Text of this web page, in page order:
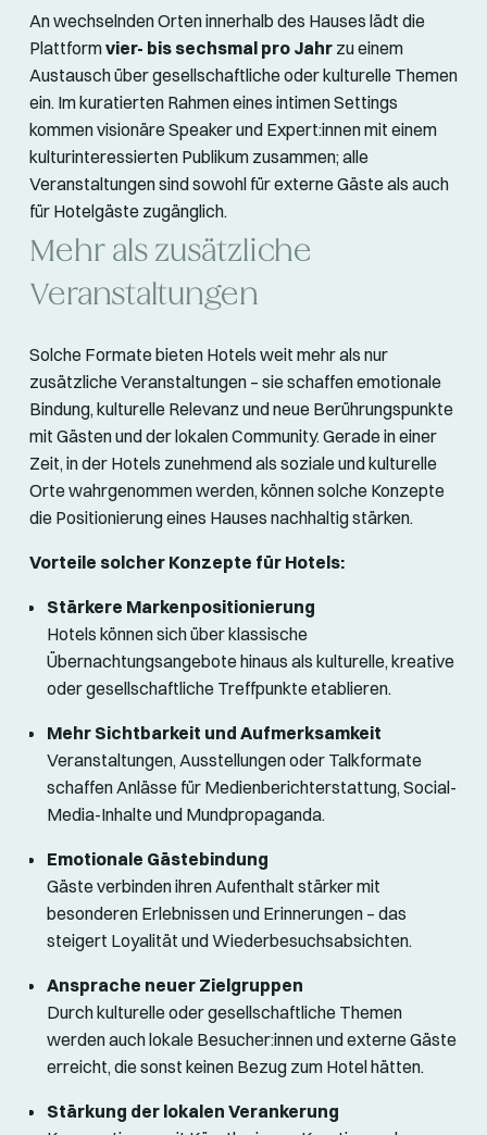
An wechselnden Orten innerhalb des Hauses lädt die
Plattformvier- bis sechsmal pro Jahr zu einem
Austausch über gesellschaftliche oder kulturelle Themen
ein. Im kuratierten Rahmen eines intimen Settings
kommen visionäre Speaker und Expert:innen mit einem
kulturinteressierten Publikum zusammen; alle
Veranstaltungen sind sowohl für externe Gäste als auch
für Hotelgäste zugänglich.
Mehr als zusätzliche
Veranstaltungen
Solche Formate bieten Hotels weit mehr als nur
zusätzliche Veranstaltungen – sie schaffen emotionale
Bindung, kulturelle Relevanz und neue Berührungspunkte
mit Gästen und der lokalen Community. Gerade in einer
Zeit, in der Hotels zunehmend als soziale und kulturelle
Orte wahrgenommen werden, können solche Konzepte
die Positionierung eines Hauses nachhaltig stärken.
Vorteile solcher Konzepte für Hotels:
Stärkere Markenpositionierung
Hotels können sich über klassische
Übernachtungsangebote hinaus als kulturelle, kreative
oder gesellschaftliche Treffpunkte etablieren.
Mehr Sichtbarkeit und Aufmerksamkeit
Veranstaltungen, Ausstellungen oder Talkformate
schaffen Anlässe für Medienberichterstattung, Social-
Media-Inhalte und Mundpropaganda.
Emotionale Gästebindung
Gäste verbinden ihren Aufenthalt stärker mit
besonderen Erlebnissen und Erinnerungen – das
steigert Loyalität und Wiederbesuchsabsichten.
Ansprache neuer Zielgruppen
Durch kulturelle oder gesellschaftliche Themen
werden auch lokale Besucher:innen und externe Gäste
erreicht, die sonst keinen Bezug zum Hotel hätten.
Stärkung der lokalen Verankerung